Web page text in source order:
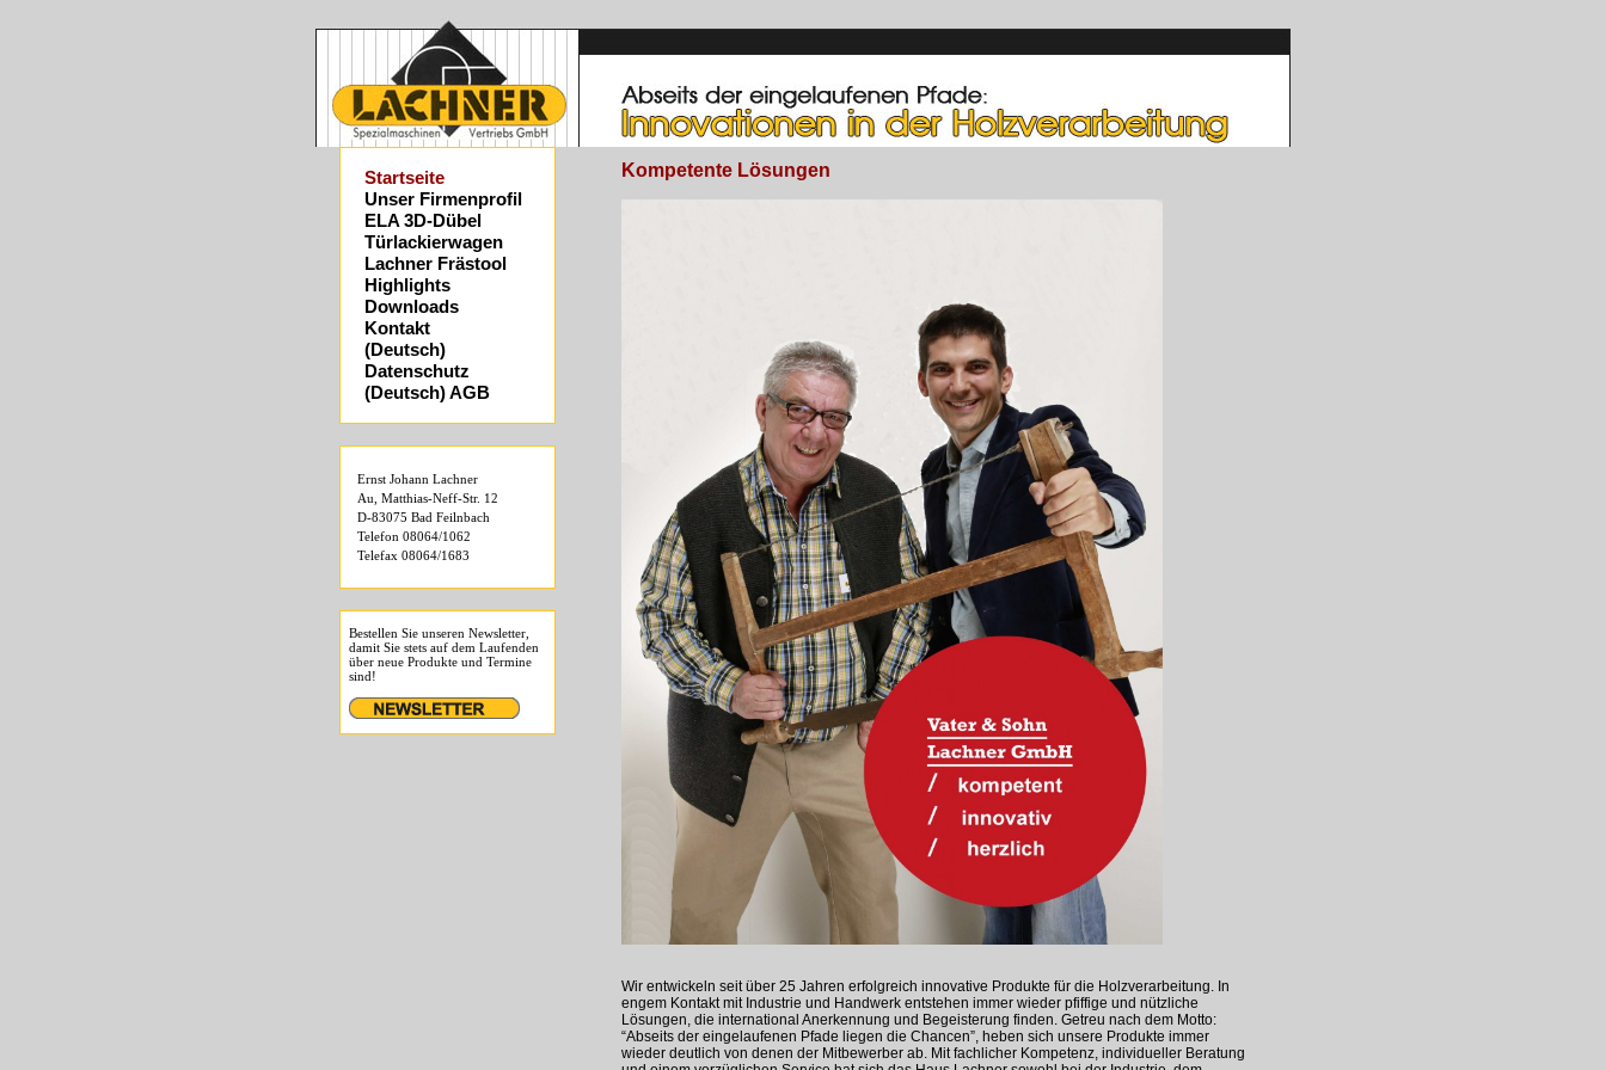
Startseite
Unser Firmenprofil
ELA 3D-Dübel
Türlackierwagen
Lachner Frästool
Highlights
Downloads
Kontakt
(Deutsch)
Datenschutz
(Deutsch) AGB
Ernst Johann Lachner
Au, Matthias-Neff-Str. 12
D-83075 Bad Feilnbach
Telefon 08064/1062
Telefax 08064/1683
Bestellen Sie unseren Newsletter,
damit Sie stets auf dem Laufenden
über neue Produkte und Termine
sind!
Kompetente Lösungen
Wir entwickeln seit über 25 Jahren erfolgreich innovative Produkte für die Holzverarbeitung. In
engem Kontakt mit Industrie und Handwerk entstehen immer wieder pfiffige und nützliche
Lösungen, die international Anerkennung und Begeisterung finden. Getreu nach dem Motto:
“Abseits der eingelaufenen Pfade liegen die Chancen”, heben sich unsere Produkte immer
wieder deutlich von denen der Mitbewerber ab. Mit fachlicher Kompetenz, individueller Beratung